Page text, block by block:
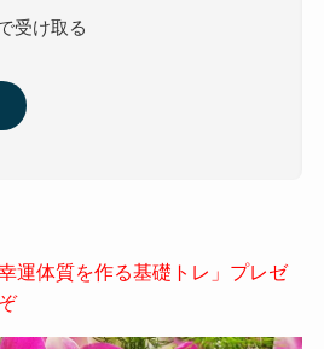
受け取る
運体質を作る基礎トレ」プレゼ